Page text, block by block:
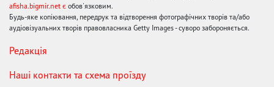
afisha.bigmir.net є обов'язковим.
Будь-яке копіювання, передрук та відтворення фотографічних творів та/або
аудіовізуальних творів правовласника Getty Images - суворо забороняється.
Редакція
Наші контакти та схема проїзду